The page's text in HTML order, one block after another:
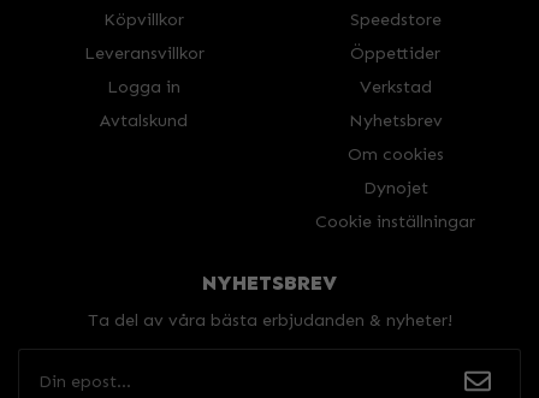
Köpvillkor
Leveransvillkor
Logga in
Avtalskund
Speedstore
Öppettider
Verkstad
Nyhetsbrev
Om cookies
Dynojet
Cookie inställningar
NYHETSBREV
Ta del av våra bästa erbjudanden & nyheter!